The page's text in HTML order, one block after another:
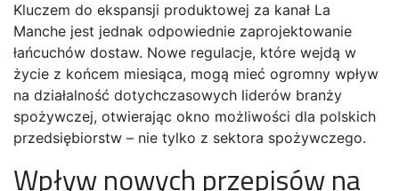
Kluczem do ekspansji produktowej za kanał La
Manche jest jednak odpowiednie zaprojektowanie
łańcuchów dostaw. Nowe regulacje, które wejdą w
życie z końcem miesiąca, mogą mieć ogromny wpływ
na działalność dotychczasowych liderów branży
spożywczej, otwierając okno możliwości dla polskich
przedsiębiorstw – nie tylko z sektora spożywczego.
Wpływ nowych przepisów na